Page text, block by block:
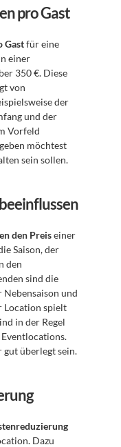
pro Gast
Gast für eine
einer
350 €. Diese
von
der
und der
Vorfeld
möchtest
sein sollen.
den Preis einer
Saison, der
den
sind die
Nebensaison und
Location spielt
in der Regel
gut überlegt sein.
Dazu